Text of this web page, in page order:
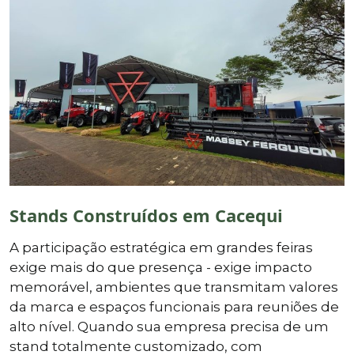
Stands Construídos em Cacequi
A participação estratégica em grandes feiras
exige mais do que presença - exige impacto
memorável, ambientes que transmitam valores
da marca e espaços funcionais para reuniões de
alto nível. Quando sua empresa precisa de um
stand totalmente customizado, com